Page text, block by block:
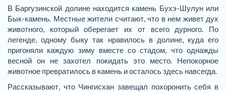
В Баргузинской долине находится камень Бухэ-Шулун или
Бык-камень. Местные жители считают, что в нем живет дух
животного, который оберегает их от всего дурного. По
легенде, одному быку так нравилось в долине, куда его
пригоняли каждую зиму вместе со стадом, что однажды
весной он не захотел покидать это место. Непокорное
животное превратилось в камень и осталось здесь навсегда.
Рассказывают, что Чингисхан завещал похоронить себя в